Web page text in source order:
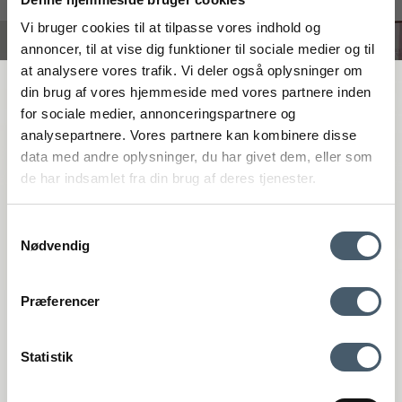
Vi bruger cookies til at tilpasse vores indhold og
annoncer, til at vise dig funktioner til sociale medier og til
at analysere vores trafik. Vi deler også oplysninger om
din brug af vores hjemmeside med vores partnere inden
for sociale medier, annonceringspartnere og
analysepartnere. Vores partnere kan kombinere disse
data med andre oplysninger, du har givet dem, eller som
de har indsamlet fra din brug af deres tjenester.
Nødvendig
Præferencer
Statistik
#interiorshop
Løsning
FÅ 20 % RABATT
Få 20 % rabatt genom att prenumerera på vårt nyhetsbrev. *Din rabatt
kan inte användas på redan nedsatta varor eller produkter från
Rocket.
Genom att anmäla dig till vårt nyhetsbrev godkänner du att få vårt